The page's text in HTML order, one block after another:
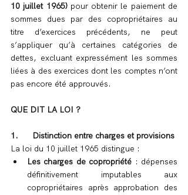
10 juillet 1965) pour obtenir le paiement de
sommes dues par des copropriétaires au
titre d’exercices précédents, ne peut
s’appliquer qu’à certaines catégories de
dettes, excluant expressément les sommes
liées à des exercices dont les comptes n’ont
pas encore été approuvés.
QUE DIT LA LOI ?
1.      Distinction entre charges et provisions
La loi du 10 juillet 1965 distingue :
Les charges de copropriété : dépenses
définitivement imputables aux
copropriétaires après approbation des